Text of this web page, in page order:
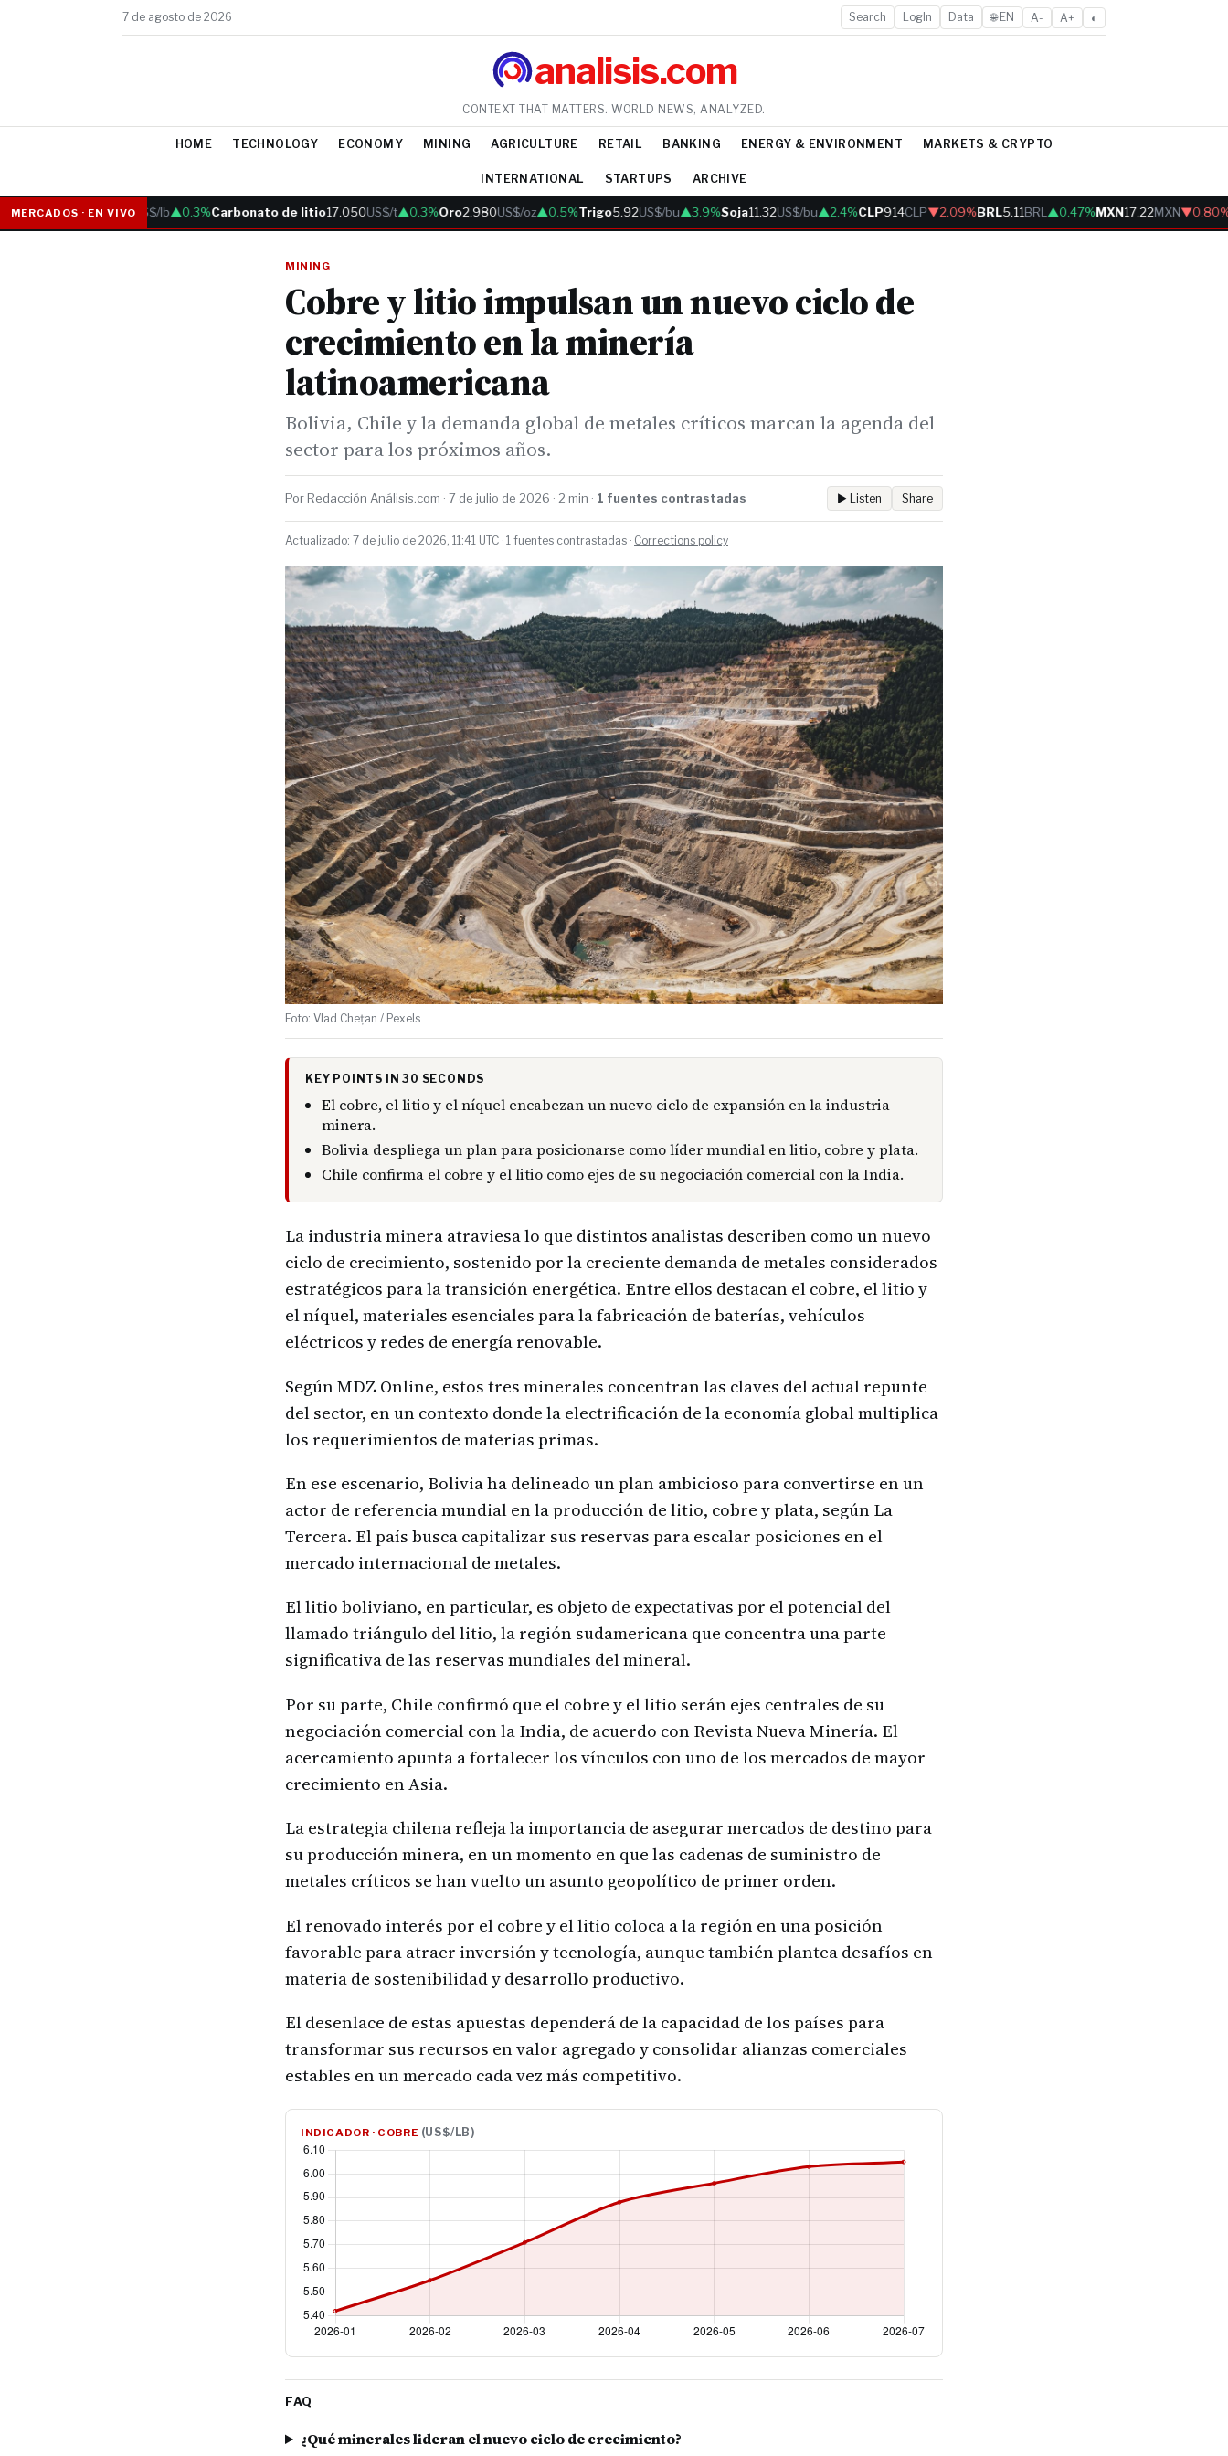
7 de agosto de 2026 Search LogIn Data 🌐 EN A- A+ ◐
analisis.com
CONTEXT THAT MATTERS. WORLD NEWS, ANALYZED.
HOME TECHNOLOGY ECONOMY MINING AGRICULTURE RETAIL BANKING ENERGY & ENVIRONMENT MARKETS & CRYPTO
INTERNATIONAL STARTUPS ARCHIVE
MERCADOS · EN VIVO
Cobre 6.05US$/lb▲0.3%Carbonato de litio17.050US$/t▲0.3%Oro2.980US$/oz▲0.5% Trigo5.92US$/bu▲3.9% Soja11.32US$/bu▲2.4%CLP914CLP▼2.09%BRL5.11BRL▲0.47%MXN17.22MXN▼0.80%
MINING
Cobre y litio impulsan un nuevo ciclo de
crecimiento en la minería
latinoamericana
Bolivia, Chile y la demanda global de metales críticos marcan la agenda del
sector para los próximos años.
Por Redacción Análisis.com · 7 de julio de 2026 · 2 min · 1 fuentes contrastadas ▶ Listen Share
Actualizado: 7 de julio de 2026, 11:41 UTC · 1 fuentes contrastadas · Corrections policy
Foto: Vlad Chețan / Pexels
KEY POINTS IN 30 SECONDS
El cobre, el litio y el níquel encabezan un nuevo ciclo de expansión en la industria
minera.
Bolivia despliega un plan para posicionarse como líder mundial en litio, cobre y plata.
Chile confirma el cobre y el litio como ejes de su negociación comercial con la India.
La industria minera atraviesa lo que distintos analistas describen como un nuevo
ciclo de crecimiento, sostenido por la creciente demanda de metales considerados
estratégicos para la transición energética. Entre ellos destacan el cobre, el litio y
el níquel, materiales esenciales para la fabricación de baterías, vehículos
eléctricos y redes de energía renovable.
Según MDZ Online, estos tres minerales concentran las claves del actual repunte
del sector, en un contexto donde la electrificación de la economía global multiplica
los requerimientos de materias primas.
En ese escenario, Bolivia ha delineado un plan ambicioso para convertirse en un
actor de referencia mundial en la producción de litio, cobre y plata, según La
Tercera. El país busca capitalizar sus reservas para escalar posiciones en el
mercado internacional de metales.
El litio boliviano, en particular, es objeto de expectativas por el potencial del
llamado triángulo del litio, la región sudamericana que concentra una parte
significativa de las reservas mundiales del mineral.
Por su parte, Chile confirmó que el cobre y el litio serán ejes centrales de su
negociación comercial con la India, de acuerdo con Revista Nueva Minería. El
acercamiento apunta a fortalecer los vínculos con uno de los mercados de mayor
crecimiento en Asia.
La estrategia chilena refleja la importancia de asegurar mercados de destino para
su producción minera, en un momento en que las cadenas de suministro de
metales críticos se han vuelto un asunto geopolítico de primer orden.
El renovado interés por el cobre y el litio coloca a la región en una posición
favorable para atraer inversión y tecnología, aunque también plantea desafíos en
materia de sostenibilidad y desarrollo productivo.
El desenlace de estas apuestas dependerá de la capacidad de los países para
transformar sus recursos en valor agregado y consolidar alianzas comerciales
estables en un mercado cada vez más competitivo.
INDICADOR · COBRE (US$/LB)
FAQ
¿Qué minerales lideran el nuevo ciclo de crecimiento?